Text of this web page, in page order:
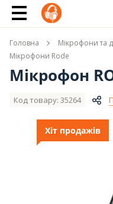
Ім'я
Головна Мікрофони та
Мікрофони Rode
Мікрофон
Код товару: 35264
Хіт продажів